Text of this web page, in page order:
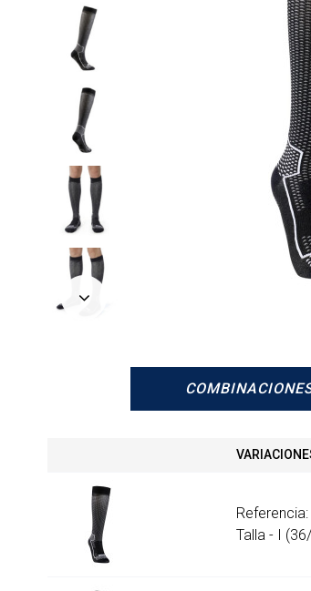
Referencia:
Talla - I